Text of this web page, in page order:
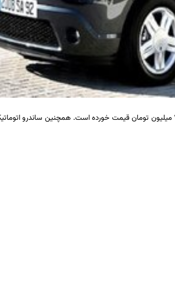
در آگهی های بازار خودرو، رنو ساندرو اتوماتیک مدل ۱۳۹۶ با کارکرد ۱۲۰ هزار کیلومتر ۷۰۰ میلیون تومان قیمت خورده است. همچنین